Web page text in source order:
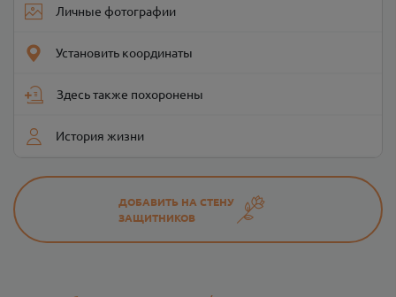
Личные фотографии
Установить координаты
Здесь также похоронены
История жизни
ДОБАВИТЬ НА СТЕНУ
ЗАЩИТНИКОВ